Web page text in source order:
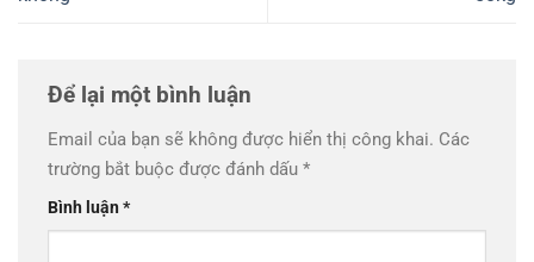
Để lại một bình luận
Email của bạn sẽ không được hiển thị công khai. Các
trường bắt buộc được đánh dấu *
Bình luận*